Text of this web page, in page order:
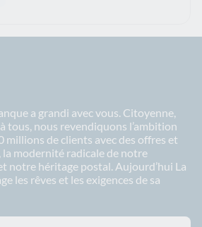
a grandi avec vous. Citoyenne,
tous, nous revendiquons l’ambition
millions de clients avec des offres et
modernité radicale de notre
notre héritage postal. Aujourd’hui La
les rêves et les exigences de sa